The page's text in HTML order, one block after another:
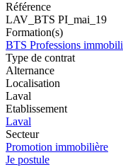
Référence
LAV_BTS PI_mai_19
Formation(s)
BTS Professions
Type de contrat
Alternance
Localisation
Laval
Etablissement
Laval
Secteur
Promotion immobilière
Je postule